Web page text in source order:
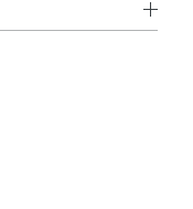
イソステアリン酸